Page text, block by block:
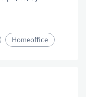
Homeoffice